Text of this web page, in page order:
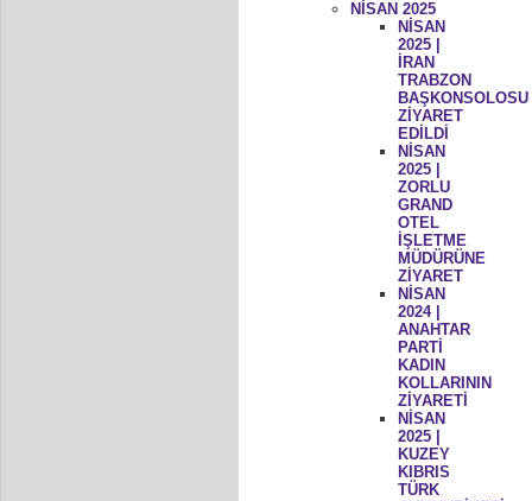
NİSAN 2025
NİSAN
2025 |
İRAN
TRABZON
BAŞKONSOLOSU
ZİYARET
EDİLDİ
NİSAN
2025 |
ZORLU
GRAND
OTEL
İŞLETME
MÜDÜRÜNE
ZİYARET
NİSAN
2024 |
ANAHTAR
PARTİ
KADIN
KOLLARININ
ZİYARETİ
NİSAN
2025 |
KUZEY
KIBRIS
TÜRK